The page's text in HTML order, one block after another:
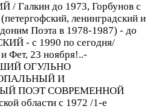
Галкин до 1973, Горбунов с
ленинградский и
Поэта в 1978-1987) - до
- с 1990 по сегодня/
Фет, 23 ноября!..-
ОГУЛЬНО
И
ПОЭТ СОВРЕМЕННОЙ
области с 1972 /1-е